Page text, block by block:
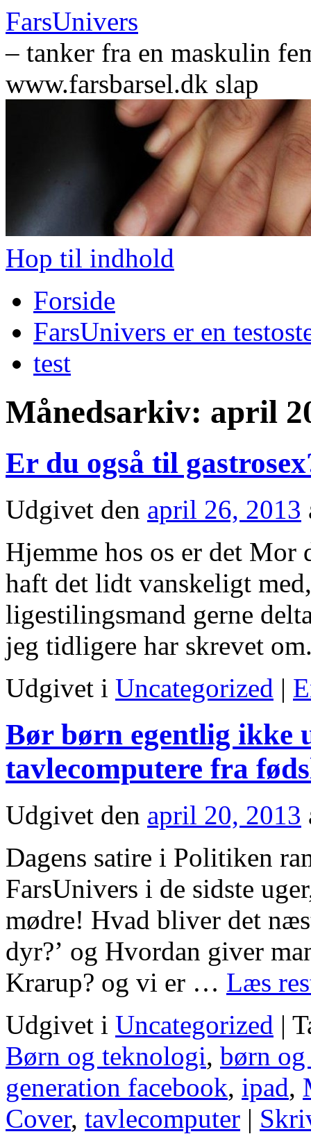
FarsUnivers
– tanker fra en maskulin
www.farsbarsel.dk slap
Hop til indhold
Forside
FarsUnivers er en
test
Månedsarkiv: april
Er du også til
Udgivet den april 26, 2013
Hjemme hos os er det Mor
haft det lidt vanskeligt
ligestilingsmand gerne
jeg tidligere har skrevet
Udgivet i Uncategorized |
Bør børn egentlig ikke
tavlecomputere fra
Udgivet den april 20, 2013
Dagens satire i Politiken
FarsUnivers i de sidste
mødre! Hvad bliver det
dyr?’ og Hvordan giver
Krarup? og vi er … Læs
Udgivet i Uncategorized |
Børn og teknologi, børn og
generation facebook, ipad,
Cover, tavlecomputer |